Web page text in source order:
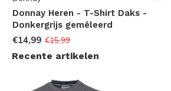
Donnay Heren - T-Shirt Daks -
Donkergrijs gemêleerd
€14,99 €15,99
Recente artikelen